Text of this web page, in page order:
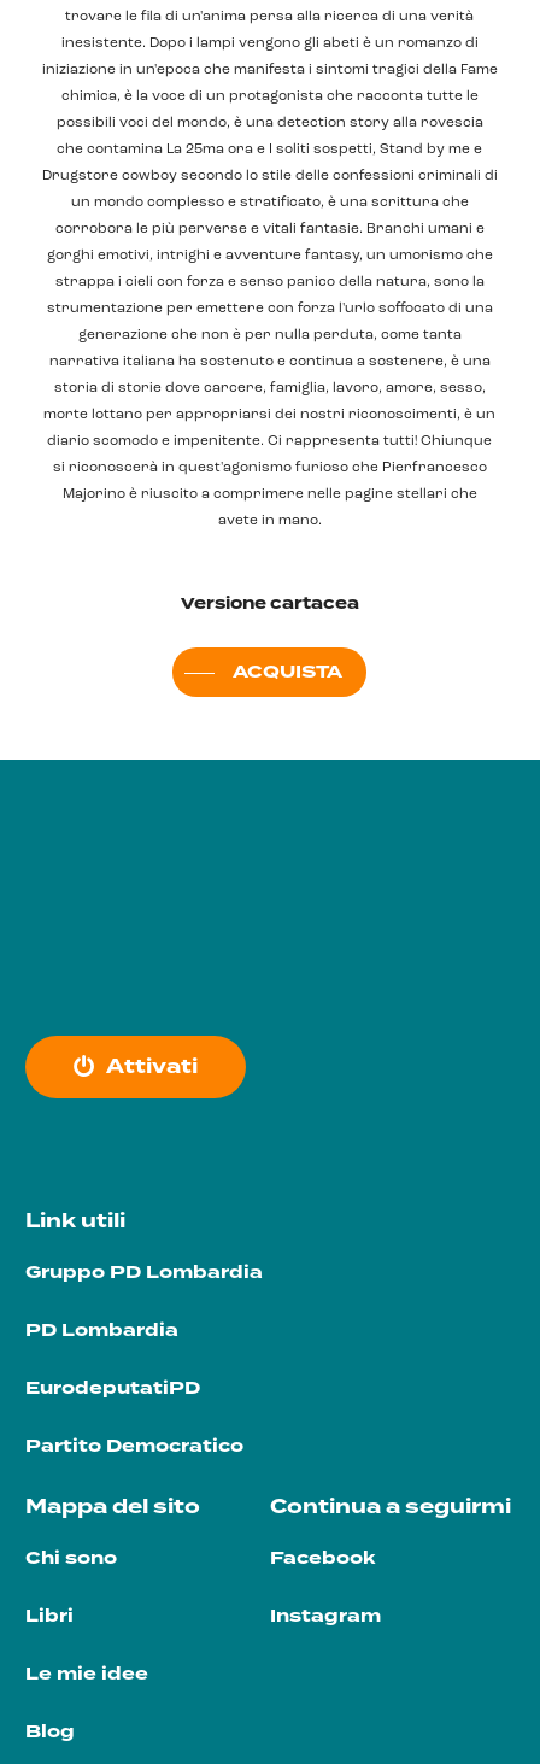
trovare le fila di un'anima persa alla ricerca di una verità
inesistente. Dopo i lampi vengono gli abeti è un romanzo di
iniziazione in un'epoca che manifesta i sintomi tragici della Fame
chimica, è la voce di un protagonista che racconta tutte le
possibili voci del mondo, è una detection story alla rovescia
che contamina La 25ma ora e I soliti sospetti, Stand by me e
Drugstore cowboy secondo lo stile delle confessioni criminali di
un mondo complesso e stratificato, è una scrittura che
corrobora le più perverse e vitali fantasie. Branchi umani e
gorghi emotivi, intrighi e avventure fantasy, un umorismo che
strappa i cieli con forza e senso panico della natura, sono la
strumentazione per emettere con forza l'urlo soffocato di una
generazione che non è per nulla perduta, come tanta
narrativa italiana ha sostenuto e continua a sostenere, è una
storia di storie dove carcere, famiglia, lavoro, amore, sesso,
morte lottano per appropriarsi dei nostri riconoscimenti, è un
diario scomodo e impenitente. Ci rappresenta tutti! Chiunque
si riconoscerà in quest'agonismo furioso che Pierfrancesco
Majorino è riuscito a comprimere nelle pagine stellari che
avete in mano.
Versione cartacea
ACQUISTA
Attivati
Link utili
Gruppo PD Lombardia
PD Lombardia
EurodeputatiPD
Partito Democratico
Mappa del sito
Chi sono
Libri
Le mie idee
Blog
Continua a seguirmi
Facebook
Instagram